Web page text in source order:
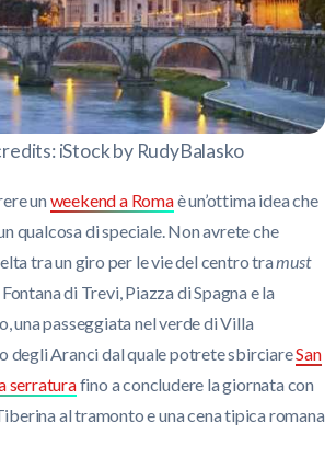
iStock by RudyBalasko
un weekend a Romaè un’ottima idea che
qualcosa di speciale. Non avrete che
tra un giro per le vie del centro tramust
di Trevi, Piazza di Spagna e la
una passeggiata nel verde di Villa
degli Aranci dal quale potrete sbirciareSan
serraturafino a concludere la giornata con
al tramonto e una cena tipica romana